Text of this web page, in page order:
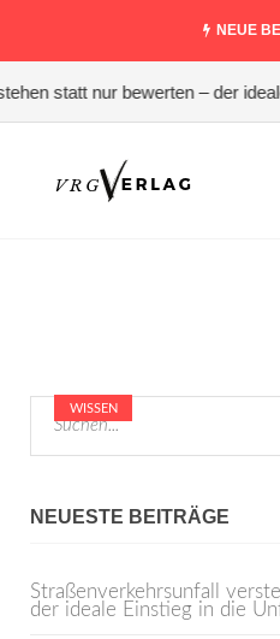
NEUE
statt nur bewerten – der
NEUESTE BEITRÄGE
Straßenverkehrsunfall
der ideale Einstieg in die
WISSEN